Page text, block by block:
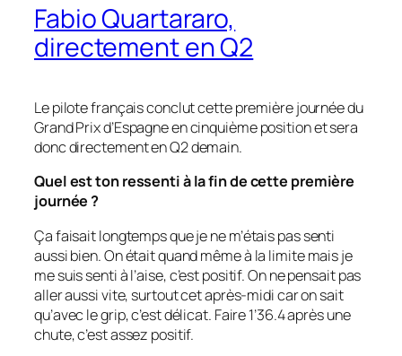
Fabio Quartararo,
directement en Q2
Le pilote français conclut cette première journée du
Grand Prix d’Espagne en cinquième position et sera
donc directement en Q2 demain.
Quel est ton ressenti à la fin de cette première
journée ?
Ça faisait longtemps que je ne m’étais pas senti
aussi bien. On était quand même à la limite mais je
me suis senti à l’aise, c’est positif. On ne pensait pas
aller aussi vite, surtout cet après-midi car on sait
qu’avec le grip, c’est délicat. Faire 1’36.4 après une
chute, c’est assez positif.